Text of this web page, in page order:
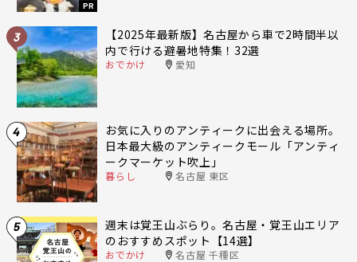
PR
3
【2025年最新版】名古屋から車で2時間半以
内で行ける避暑地特集！32選
おでかけ 愛知
4
お気に入りのアンティークに出会える場所。
日本最大級のアンティークモール「アンティ
ークマーケット吹上」
暮らし 名古屋 東区
5
週末は覚王山ぶらり。名古屋・覚王山エリア
のおすすめスポット【14選】
おでかけ 名古屋 千種区